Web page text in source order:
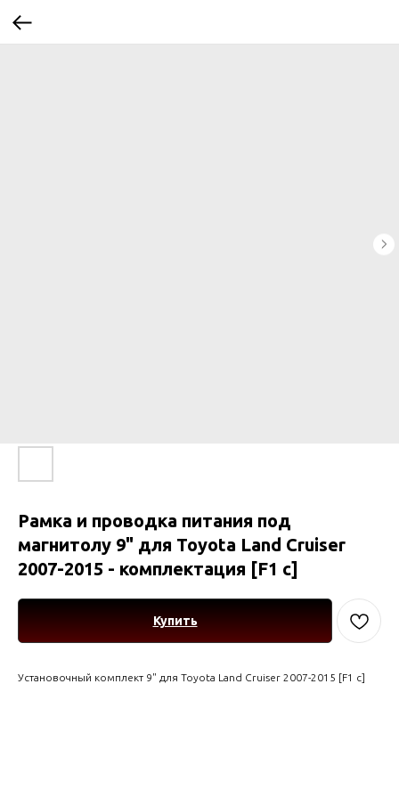
Рамка и проводка питания под
магнитолу 9" для Toyota Land Cruiser
2007-2015 - комплектация [F1 c]
Купить
Установочный комплект 9" для Toyota Land Cruiser 2007-2015 [F1 c]